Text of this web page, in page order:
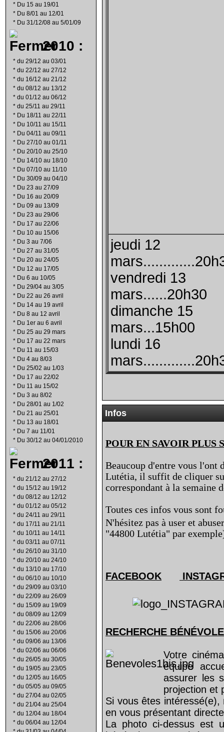
* Du 15 au 19/01
* Du 8/01 au 12/01
* Du 31/12/08 au 5/01/09
2010 :
* du 29/12 au 03/01
* du 22/12 au 27/12
* du 16/12 au 21/12
* du 08/12 au 13/12
* du 01/12 au 06/12
* du 25/11 au 29/11
* Du 18/11 au 22/11
* Du 10/11 au 15/11
* Du 04/11 au 09/11
* Du 27/10 au 01/11
* Du 20/10 au 25/10
* Du 14/10 au 18/10
* Du 07/10 au 11/10
* Du 30/09 au 04/10
* Du 23 au 27/09
* Du 16 au 20/09
* Du 09 au 13/09
* Du 23 au 29/06
* Du 17 au 22/06
* Du 10 au 15/06
* Du 3 au 7/06
* Du 27 au 31/05
* Du 20 au 24/05
* Du 12 au 17/05
* Du 6 au 10/05
* Du 29/04 au 3/05
* Du 22 au 26 avril
* Du 14 au 19 avril
* Du 8 au 12 avril
* Du 1er au 6 avril
* Du 25 au 29 mars
* Du 17 au 22 mars
* Du 11 au 15/03
* Du 4 au 8/03
* Du 25/02 au 1/03
* Du 17 au 22/02
* Du 11 au 15/02
* Du 3 au 8/02
* Du 28/01 au 1/02
* Du 21 au 25/01
* Du 13 au 18/01
* Du 7 au 11/01
* Du 30/12 au 04/01/2010
2011 :
* du 21/12 au 27/12
* du 15/12 au 19/12
* du 08/12 au 12/12
* du 01/12 au 05/12
* du 24/11 au 29/11
* du 17/11 au 21/11
* du 10/11 au 14/11
* du 03/11 au 07/11
* du 26/10 au 31/10
* du 20/10 au 24/10
* du 13/10 au 17/10
* du 06/10 au 10/10
* du 29/09 au 03/10
* du 22/09 au 26/09
* du 15/09 au 19/09
* du 08/09 au 12/09
* du 22/06 au 28/06
* du 15/06 au 20/06
* du 09/06 au 13/06
* du 02/06 au 06/06
* du 26/05 au 30/05
* du 19/05 au 23/05
* du 12/05 au 16/05
* du 05/05 au 09/05
* du 27/04 au 02/05
* du 21/04 au 25/04
* du 12/04 au 18/04
* du 06/04 au 12/04
jeudi 12
vendredi 13
mars......20h30
dimanche 15
mars...15h00
lundi 16
Infos
POUR EN SAVOIR PLUS
Beaucoup d'entre vous l'ont
Lutétia, il suffit de cliquer
correspondant à la semaine
Toutes ces infos vous sont
N'hésitez pas à user et
"44800 Lutétia" par
FACEBOOK
RECHERCHE BÉNÉ
Votre
équipe
assurer les
projection et
Si vous êtes intéressé(e),
en vous présentant
La photo ci-dessus est